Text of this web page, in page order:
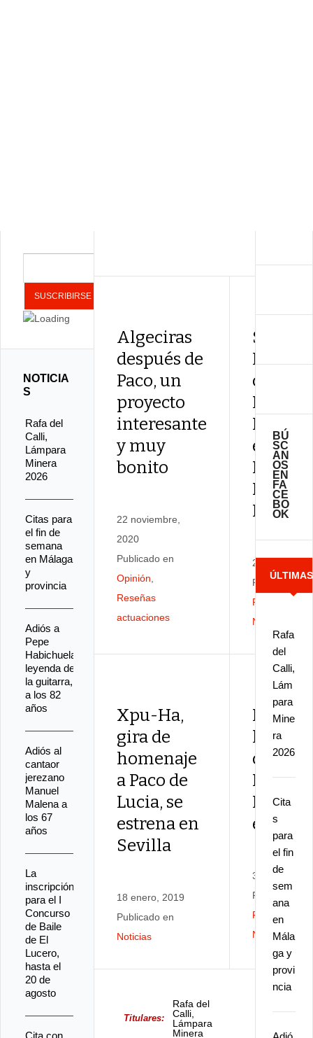
Algeciras
después de
Paco, un
proyecto
interesante
y muy
bonito
22 noviembre,
2020
Publicado en
Opinión
Reseñas
actuaciones
Sara
con
en el VI
Paco de
Lucía
27 abril, 2019
Publicado en
Festivales
Noticias
Xpu-Ha,
gira de
homenaje
a Paco de
Lucia, se
estrena en
Sevilla
18 enero, 2019
Publicado en
Noticias
El
la
IX
en
30 marzo,
Publicado en
Festivales
Noticias
Titulares:
Rafa del
Calli,
Lámpara
Minera
BÚ
SC
AN
OS
EN
FA
CE
BO
OK
ÚLTIMAS
Rafa
del
Calli,
Lám
para
Mine
ra
2026
Cita
s
para
el fin
de
sem
ana
en
Mála
ga y
provi
ncia
NOTICIA
S
Rafa del
Calli,
Lámpara
Minera
2026
Citas para
el fin de
semana
en Málaga
y
provincia
Adiós a
Pepe
Habichuela,
leyenda de
la guitarra,
a los 82
años
Adiós al
cantaor
jerezano
Manuel
Malena a
los 67
años
La
inscripción
para el I
Concurso
de Baile
de El
Lucero,
hasta el
20 de
agosto
Cita con